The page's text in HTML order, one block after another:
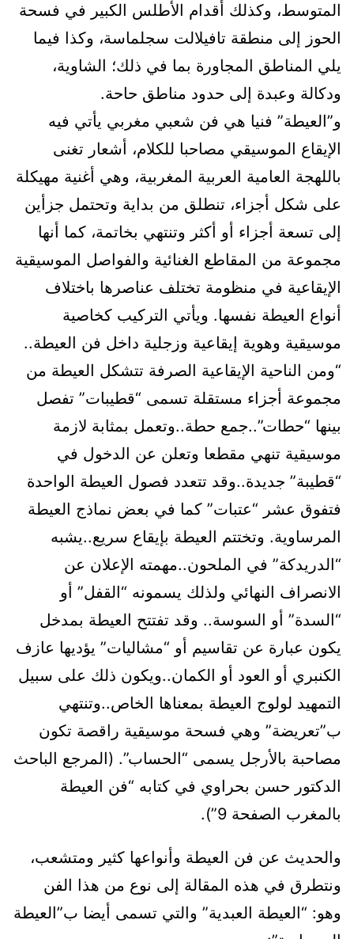
المتوسط، وكذلك أقدام الأطلس الكبير في فسحة
الحوز إلى منطقة تافيلالت سجلماسة، وكذا فيما
يلي المناطق المجاورة بما في ذلك؛ الشاوية،
ودكالة وعبدة إلى حدود مناطق حاحة.
و”العيطة” فنيا هي فن شعبي مغربي يأتي فيه
الإيقاع الموسيقي مصاحبا للكلام، أشعار تغنى
باللهجة العامية العربية المغربية، وهي أغنية مهيكلة
على شكل أجزاء، تنطلق من بداية وتحتمل جزأين
إلى تسعة أجزاء أو أكثر وتنتهي بخاتمة، كما أنها
مجموعة من المقاطع الغنائية والفواصل الموسيقية
الإيقاعية في منظومة تختلف عناصرها باختلاف
أنواع العيطة نفسها. ويأتي التركيب كخاصية
موسيقية وهوية إيقاعية وزجلية داخل فن العيطة..
“ومن الناحية الإيقاعية الصرفة تتشكل العيطة من
مجموعة أجزاء مستقلة تسمى “قطيبات” تفصل
بينها “حطات”..جمع حطة..وتعمل بمثابة لازمة
موسيقية تنهي مقطعا وتعلن عن الدخول في
“قطيبة” جديدة..وقد تتعدد فصول العيطة الواحدة
فتفوق عشر “عتبات” كما في بعض نماذج العيطة
المرساوية. وتختتم العيطة بإيقاع سريع..يشبه
“الدريدكة” في الملحون..مهمته الإعلان عن
الانصراف النهائي ولذلك يسمونه “القفل” أو
“السدة” أو السوسة.. وقد تفتتح العيطة بمدخل
يكون عبارة عن تقاسيم أو “مشاليات” يؤديها عازف
الكنبري أو العود أو الكمان..ويكون ذلك على سبيل
التمهيد لولوج العيطة بمعناها الخاص..وتنتهي
ب”تعريضة” وهي فسحة موسيقية راقصة تكون
مصاحبة بالأرجل يسمى “الحساب”. (المرجع الباحث
الدكتور حسن بحراوي في كتابه “فن العيطة
بالمغرب الصفحة 9”).
والحديث عن فن العيطة وأنواعها كثير ومتشعب،
ونتطرق في هذه المقالة إلى نوع من هذا الفن
وهو: “العيطة العبدية” والتي تسمى أيضا ب”العيطة